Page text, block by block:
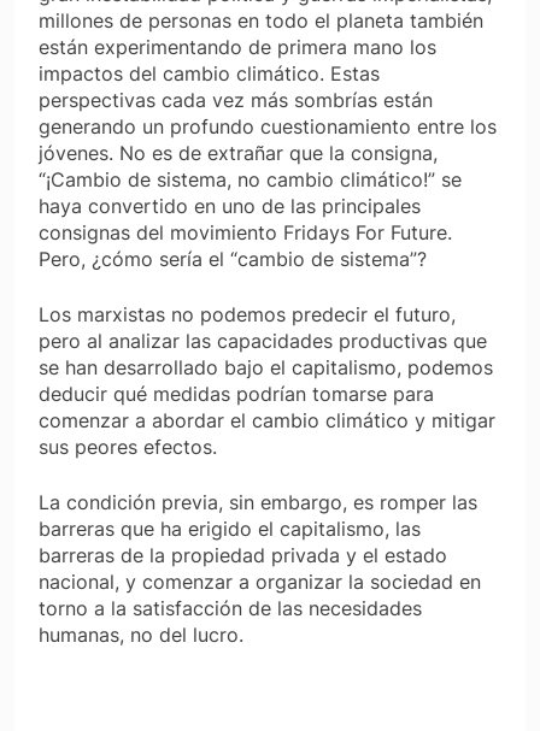
millones de personas en todo el planeta también
están experimentando de primera mano los
impactos del cambio climático. Estas
perspectivas cada vez más sombrías están
generando un profundo cuestionamiento entre los
jóvenes. No es de extrañar que la consigna,
“¡Cambio de sistema, no cambio climático!” se
haya convertido en uno de las principales
consignas del movimiento Fridays For Future.
Pero, ¿cómo sería el “cambio de sistema”?
Los marxistas no podemos predecir el futuro,
pero al analizar las capacidades productivas que
se han desarrollado bajo el capitalismo, podemos
deducir qué medidas podrían tomarse para
comenzar a abordar el cambio climático y mitigar
sus peores efectos.
La condición previa, sin embargo, es romper las
barreras que ha erigido el capitalismo, las
barreras de la propiedad privada y el estado
nacional, y comenzar a organizar la sociedad en
torno a la satisfacción de las necesidades
humanas, no del lucro.